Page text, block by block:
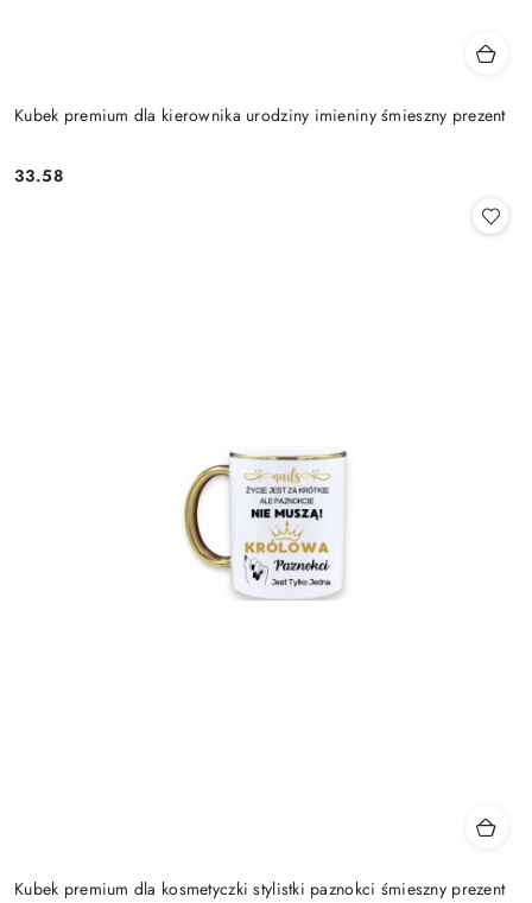
Kubek premium dla kierownika urodziny imieniny śmieszny prezent
Cena:
33.58
Kubek premium dla kosmetyczki stylistki paznokci śmieszny prezent